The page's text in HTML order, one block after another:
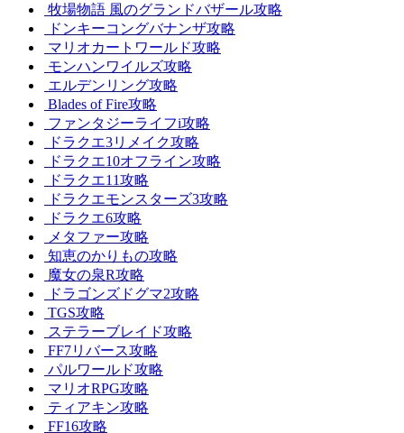
牧場物語 風のグランドバザール攻略
ドンキーコングバナンザ攻略
マリオカートワールド攻略
モンハンワイルズ攻略
エルデンリング攻略
Blades of Fire攻略
ファンタジーライフi攻略
ドラクエ3リメイク攻略
ドラクエ10オフライン攻略
ドラクエ11攻略
ドラクエモンスターズ3攻略
ドラクエ6攻略
メタファー攻略
知恵のかりもの攻略
魔女の泉R攻略
ドラゴンズドグマ2攻略
TGS攻略
ステラーブレイド攻略
FF7リバース攻略
パルワールド攻略
マリオRPG攻略
ティアキン攻略
FF16攻略